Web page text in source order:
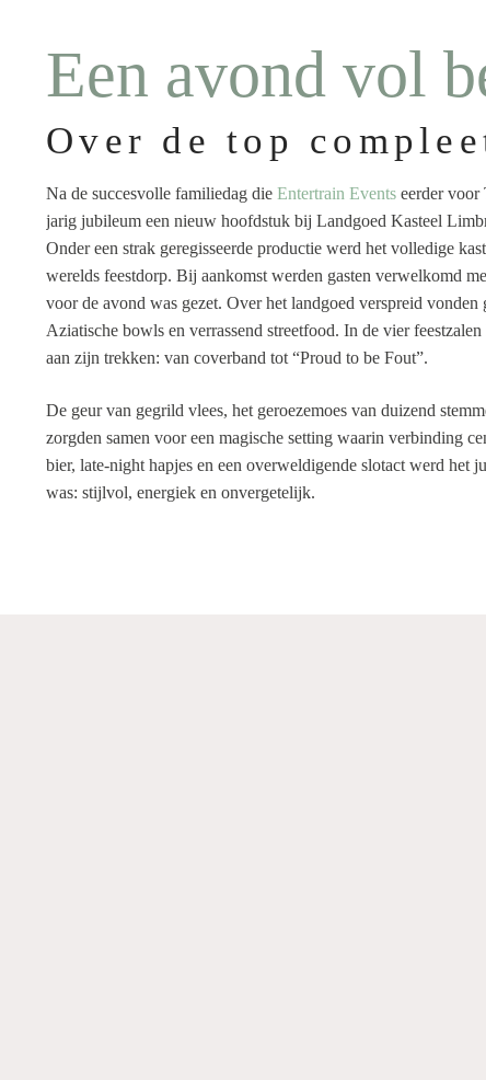
Een avond vol
Over de top
Na de succesvolle familiedag die Entertrain Events eerder voor
jarig jubileum een nieuw hoofdstuk bij Landgoed Kasteel
Onder een strak geregisseerde productie werd het volledige
werelds feestdorp. Bij aankomst werden gasten verwelkomd
voor de avond was gezet. Over het landgoed verspreid vonden
Aziatische bowls en verrassend streetfood. In de vier
aan zijn trekken: van coverband tot “Proud to be Fout”.
De geur van gegrild vlees, het geroezemoes van duizend
zorgden samen voor een magische setting waarin verbinding
bier, late-night hapjes en een overweldigende slotact werd het
was: stijlvol, energiek en onvergetelijk.